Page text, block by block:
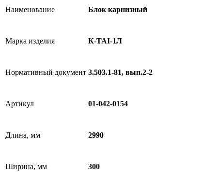
Наименование Блок карнизный
Марка изделия К-TAI-1Л
Нормативный документ 3.503.1-81, вып.2-2
Артикул 01-042-0154
Длина, мм 2990
Ширина, мм 300